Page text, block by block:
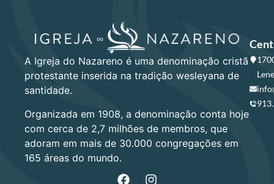
A Igreja do Nazareno é uma denominação cristã
protestante inserida na tradição wesleyana de
santidade.
Organizada em 1908, a denominação conta hoje
com cerca de 2,7 milhões de membros, que
adoram em mais de 30.000 congregações em
165 áreas do mundo.